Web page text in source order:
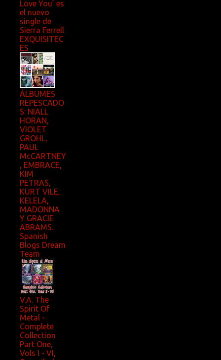
Love You’ es
el nuevo
single de
Sierra Ferrell
EXQUISITEC
ES
ÁLBUMES
REPESCADO
S: NIALL
HORAN,
VIOLET
GROHL,
PAUL
McCARTNEY
, EMBRACE,
KIM
PETRAS,
KURT VILE,
KELELA,
MADONNA
Y GRACIE
ABRAMS.
Spanish
Blogs Dream
Team
V.A. The
Spirit Of
Metal -
Complete
Collection
Part One,
Vols I - VI,